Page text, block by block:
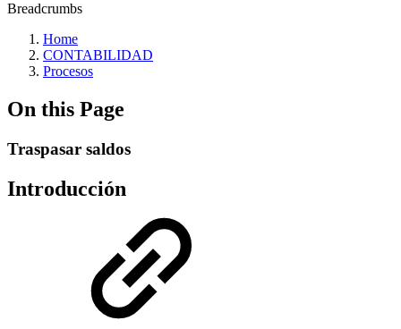
Breadcrumbs
Home
CONTABILIDAD
Procesos
On this Page
Traspasar saldos
Introducción